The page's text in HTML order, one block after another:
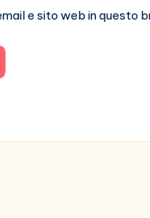
e sito web in